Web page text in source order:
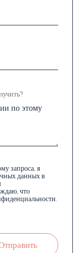
запроса, я
данных в
что